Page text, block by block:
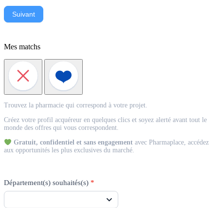
Suivant
Mes matchs
Acquéreur
Trouvez la pharmacie qui correspond à votre projet.
Créez votre profil acquéreur en quelques clics et soyez alerté avant tout le
monde des offres qui vous correspondent.
Gratuit, confidentiel et sans engagementavec Pharmaplace, accédez
aux opportunités les plus exclusives du marché.
Département(s) souhaités(s) *